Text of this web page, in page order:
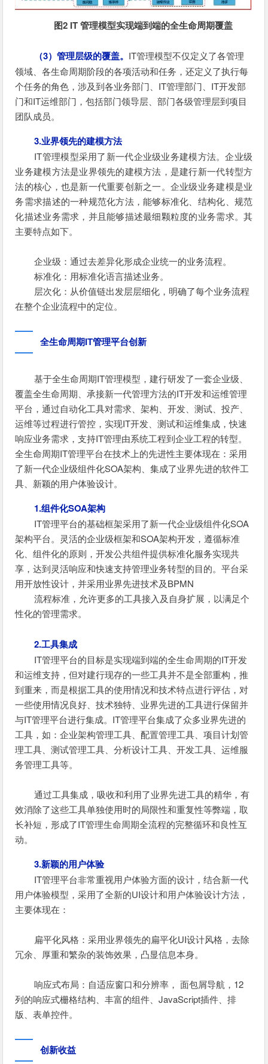
图2 IT 管理模型实现端到端的全生命周期覆盖
（3）管理层级的覆盖。 IT管理模型不仅定义了各管理
领域、各生命周期阶段的各项活动和任务，还定义了执行每
个任务的角色，涉及到各业务部门、IT管理部门、IT开发部
门和IT运维部门，包括部门领导层、部门各级管理层到项目
团队成员。
3.业界领先的建模方法
IT管理模型采用了新一代企业级业务建模方法。企业级
业务建模方法是业界领先的建模方法，是建行新一代转型方
法的核心，也是新一代重要创新之一。企业级业务建模是业
务需求描述的一种规范化方法，能够标准化、结构化、规范
化描述业务需求，并且能够描述最细颗粒度的业务需求。其
主要特点如下。
企业级：通过去差异化形成企业统一的业务流程。
标准化：用标准化语言描述业务。
层次化：从价值链出发层层细化，明确了每个业务流程
在整个企业流程中的定位。
全生命周期IT管理平台创新
基于全生命周期IT管理模型，建行研发了一套企业级、
覆盖全生命周期、承接新一代管理方法的IT开发和运维管理
平台，通过自动化工具对需求、架构、开发、测试、投产、
运维等过程进行管控，实现IT开发、测试和运维集成，快速
响应业务需求，支持IT管理由系统工程到企业工程的转型。
全生命周期IT管理平台在技术上的先进性主要体现在：采用
了新一代企业级组件化SOA架构、集成了业界先进的软件工
具、新颖的用户体验设计。
1.组件化SOA架构
IT管理平台的基础框架采用了新一代企业级组件化SOA
架构平台。灵活的企业级框架和SOA架构开发，遵循标准
化、组件化的原则，开发公共组件提供标准化服务实现共
享，达到灵活响应和快速支持管理业务转型的目的。平台采
用开放性设计，并采用业界先进技术及BPMN
流程标准，允许更多的工具接入及自身扩展，以满足个
性化的管理需求。
2.工具集成
IT管理平台的目标是实现端到端的全生命周期的IT开发
和运维支持，但对建行现存的一些工具并不是全部重构，推
到重来，而是根据工具的使用情况和技术特点进行评估，对
一些使用情况良好、技术独特、业界先进的工具进行保留并
与IT管理平台进行集成。IT管理平台集成了众多业界先进的
工具，如：企业架构管理工具、配置管理工具、项目计划管
理工具、测试管理工具、分析设计工具、开发工具、运维服
务管理工具等。
通过工具集成，吸收和利用了业界先进工具的精华，有
效消除了这些工具单独使用时的局限性和重复性等弊端，取
长补短，形成了IT管理生命周期全流程的完整循环和良性互
动。
3.新颖的用户体验
IT管理平台非常重视用户体验方面的设计，结合新一代
用户体验模型，采用了全新的UI设计和用户体验设计方法，
主要体现在：
扁平化风格：采用业界领先的扁平化UI设计风格，去除
冗余、厚重和繁杂的装饰效果，凸显信息本身。
响应式布局：自适应窗口和分辨率， 面包屑导航，12
列的响应式栅格结构、丰富的组件、JavaScript插件、排
版、表单控件。
创新收益